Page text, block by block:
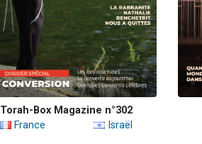
Torah-Box Magazine n°302
France
Israël